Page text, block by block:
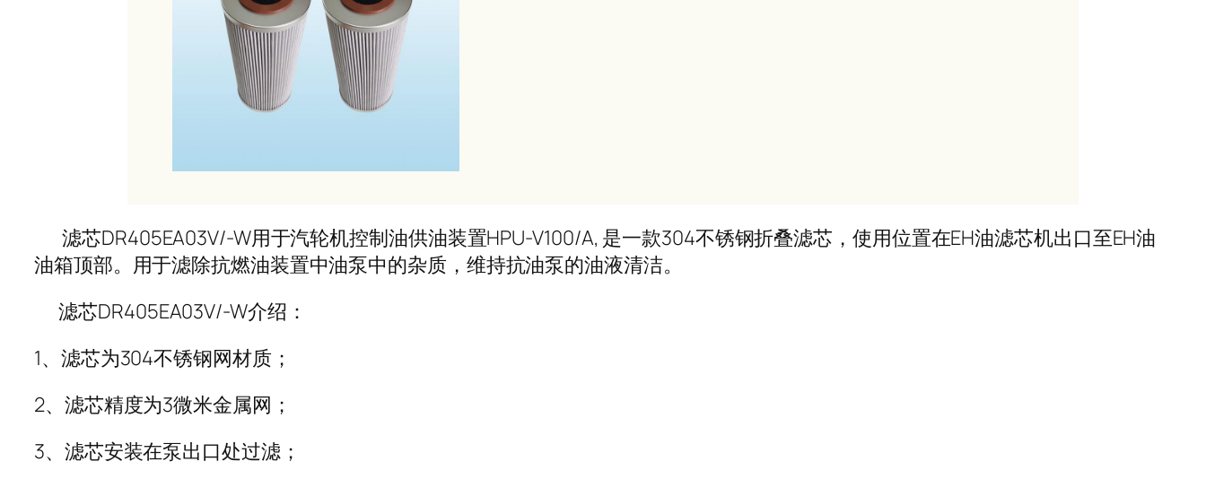
滤芯DR405EA03V/-W用于汽轮机控制油供油装置HPU-V100/A, 是一款304不锈钢折叠滤芯，使用位置在EH油滤芯机出口至EH油
油箱顶部。用于滤除抗燃油装置中油泵中的杂质，维持抗油泵的油液清洁。
滤芯DR405EA03V/-W介绍：
1、滤芯为304不锈钢网材质；
2、滤芯精度为3微米金属网；
3、滤芯安装在泵出口处过滤；